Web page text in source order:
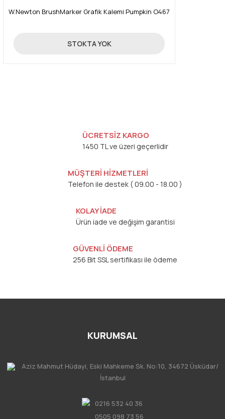
W.Newton BrushMarker Grafik Kalemi Pumpkin O467
19,90 TL
STOKTA YOK
ÜCRETSİZ KARGO
1450 TL ve üzeri geçerlidir
MÜŞTERİ HİZMETLERİ
Telefon ile destek ( 09.00 - 18.00 )
KOLAY İADE
Ürün iade ve değişim garantisi
GÜVENLİ ÖDEME
256 Bit SSL sertifikası ile ödeme
KURUMSAL
Aziz Mahmut Hüdayi, Eski Mahkeme Sk. No:10, 34672 Üsküdar/
İstanbul
0216 532 40 36
0505 098 73 56